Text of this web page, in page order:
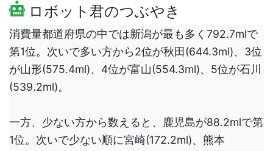
ロボット君のつぶやき
消費量都道府県の中では新潟が最も多く792.7mlで
第1位。次いで多い方から2位が秋田(644.3ml)、3位
が山形(575.4ml)、4位が富山(554.3ml)、5位が石川
(539.2ml)。
一方、少ない方から数えると、鹿児島が88.2mlで第
1位。次いで少ない順に宮崎(172.2ml)、熊本